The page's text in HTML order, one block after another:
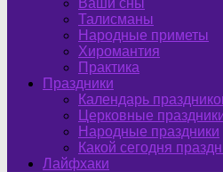
Ваши сны
Талисманы
Народные приметы
Хиромантия
Практика
Праздники
Календарь
Церковные
Народные праздники
Какой сегодня
Лайфхаки